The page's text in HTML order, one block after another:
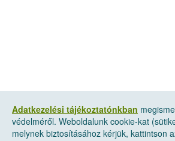
Adatkezelési tájékoztatónkban
védelméről. Weboldalunk cookie-kat
melynek biztosításához kérjük, kattintson